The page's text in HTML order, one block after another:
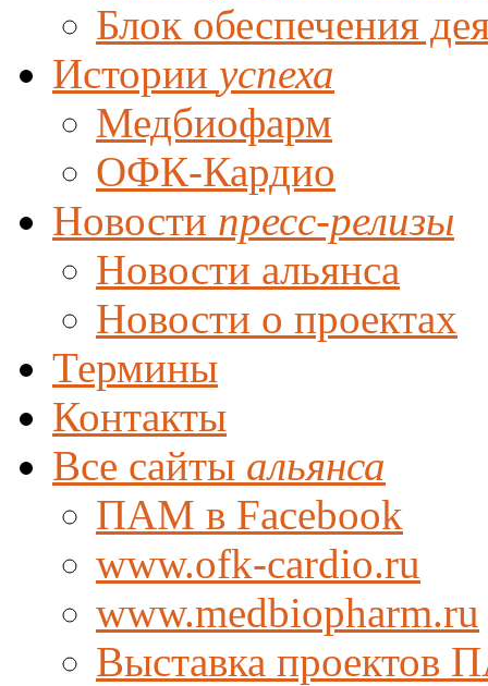
Блок обеспечения
Истории успеха
Медбиофарм
ОФК-Кардио
Новости пресс-релизы
Новости альянса
Новости о проектах
Термины
Контакты
Все сайты альянса
ПАМ в Facebook
www.ofk-cardio.ru
www.medbiopharm.ru
Выставка проектов